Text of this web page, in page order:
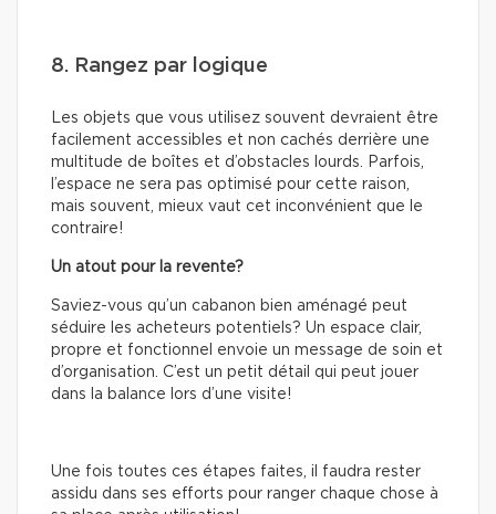
8. Rangez par logique
Les objets que vous utilisez souvent devraient être
facilement accessibles et non cachés derrière une
multitude de boîtes et d’obstacles lourds. Parfois,
l’espace ne sera pas optimisé pour cette raison,
mais souvent, mieux vaut cet inconvénient que le
contraire!
Un atout pour la revente?
Saviez-vous qu’un cabanon bien aménagé peut
séduire les acheteurs potentiels? Un espace clair,
propre et fonctionnel envoie un message de soin et
d’organisation. C’est un petit détail qui peut jouer
dans la balance lors d’une visite!
Une fois toutes ces étapes faites, il faudra rester
assidu dans ses efforts pour ranger chaque chose à